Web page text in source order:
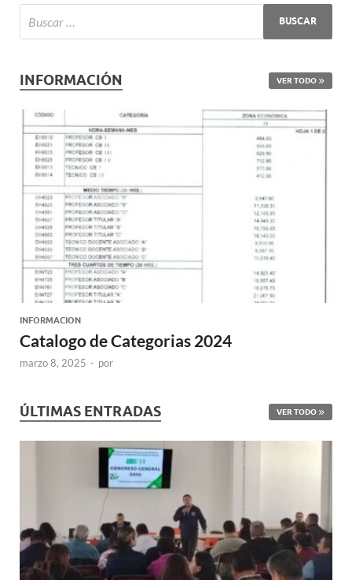
INFORMACIÓN VER TODO
INFORMACION
Catalogo de Categorias 2024
marzo 8, 2025 - por
ÚLTIMAS ENTRADAS VER TODO